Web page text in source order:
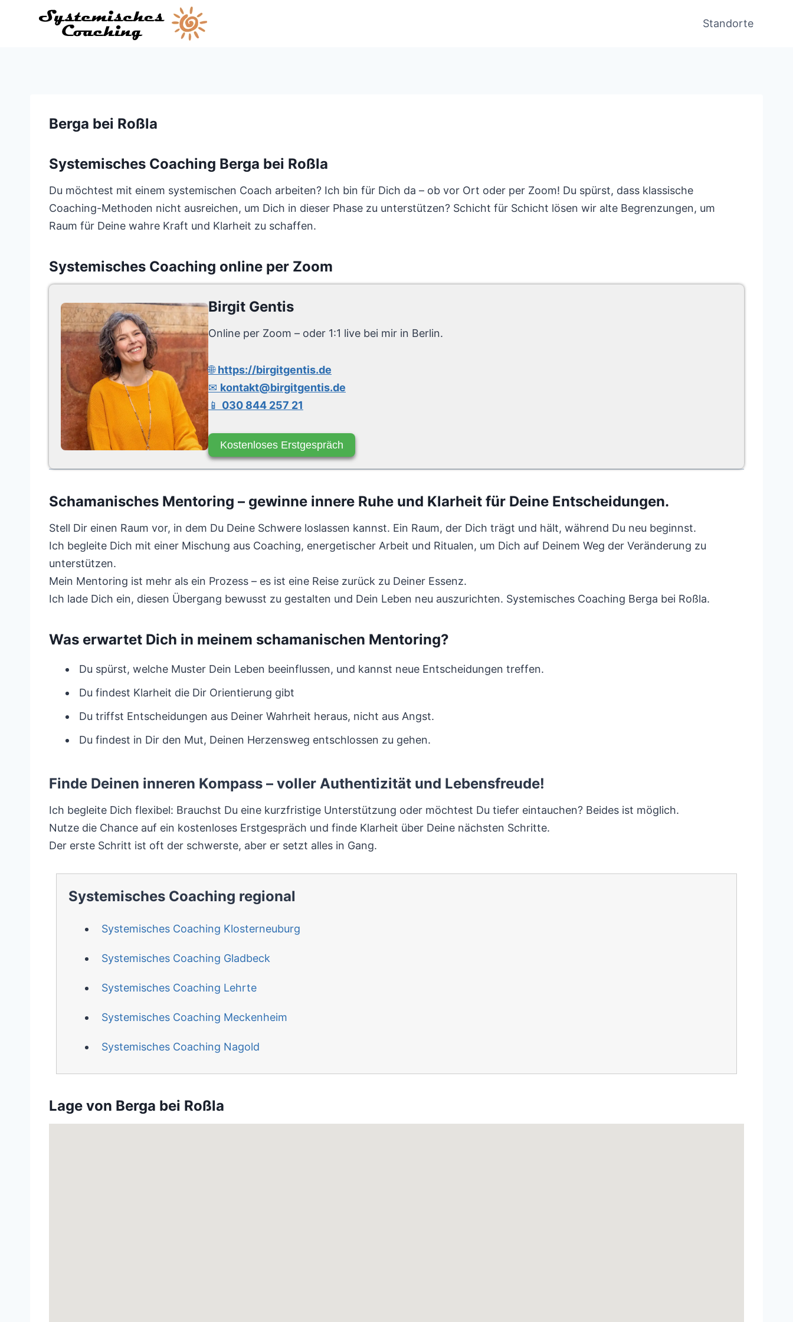
Standorte
Berga bei Roßla
Systemisches Coaching Berga bei Roßla
Du möchtest mit einem systemischen Coach arbeiten? Ich bin für Dich da – ob vor Ort oder per Zoom! Du spürst, dass klassische
Coaching-Methoden nicht ausreichen, um Dich in dieser Phase zu unterstützen? Schicht für Schicht lösen wir alte Begrenzungen, um
Raum für Deine wahre Kraft und Klarheit zu schaffen.
Systemisches Coaching online per Zoom
Birgit Gentis
Online per Zoom – oder 1:1 live bei mir in Berlin.
🌐https://birgitgentis.de
✉ kontakt@birgitgentis.de
📱 030 844 257 21
Kostenloses Erstgespräch
Schamanisches Mentoring – gewinne innere Ruhe und Klarheit für Deine Entscheidungen.
Stell Dir einen Raum vor, in dem Du Deine Schwere loslassen kannst. Ein Raum, der Dich trägt und hält, während Du neu beginnst.
Ich begleite Dich mit einer Mischung aus Coaching, energetischer Arbeit und Ritualen, um Dich auf Deinem Weg der Veränderung zu
unterstützen.
Mein Mentoring ist mehr als ein Prozess – es ist eine Reise zurück zu Deiner Essenz.
Ich lade Dich ein, diesen Übergang bewusst zu gestalten und Dein Leben neu auszurichten. Systemisches Coaching Berga bei Roßla.
Was erwartet Dich in meinem schamanischen Mentoring?
Du spürst, welche Muster Dein Leben beeinflussen, und kannst neue Entscheidungen treffen.
Du findest Klarheit die Dir Orientierung gibt
Du triffst Entscheidungen aus Deiner Wahrheit heraus, nicht aus Angst.
Du findest in Dir den Mut, Deinen Herzensweg entschlossen zu gehen.
Finde Deinen inneren Kompass – voller Authentizität und Lebensfreude!
Ich begleite Dich flexibel: Brauchst Du eine kurzfristige Unterstützung oder möchtest Du tiefer eintauchen? Beides ist möglich.
Nutze die Chance auf ein kostenloses Erstgespräch und finde Klarheit über Deine nächsten Schritte.
Der erste Schritt ist oft der schwerste, aber er setzt alles in Gang.
Systemisches Coaching regional
Systemisches Coaching Klosterneuburg
Systemisches Coaching Gladbeck
Systemisches Coaching Lehrte
Systemisches Coaching Meckenheim
Systemisches Coaching Nagold
Lage von Berga bei Roßla